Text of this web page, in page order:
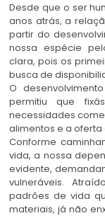
Desde que o ser
anos atrás, a
partir do
nossa espécie
clara, pois os
busca de
O
permitiu que
necessidades
alimentos e a
Conforme
vida, a nossa
evidente,
vulneráveis.
padrões de vida
materiais, já não